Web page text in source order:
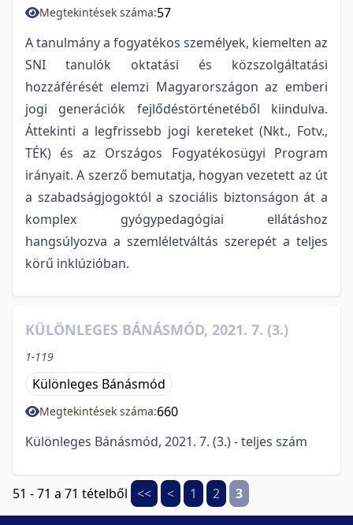
Megtekintések száma:57
A tanulmány a fogyatékos személyek, kiemelten az
SNI tanulók oktatási és közszolgáltatási
hozzáférését elemzi Magyarországon az emberi
jogi generációk fejlődéstörténetéből kiindulva.
Áttekinti a legfrissebb jogi kereteket (Nkt., Fotv.,
TÉK) és az Országos Fogyatékosügyi Program
irányait. A szerző bemutatja, hogyan vezetett az út
a szabadságjogoktól a szociális biztonságon át a
komplex gyógypedagógiai ellátáshoz
hangsúlyozva a szemléletváltás szerepét a teljes
körű inklúzióban.
KÜLÖNLEGES BÁNÁSMÓD, 2021. 7. (3.)
1-119
Különleges Bánásmód
Megtekintések száma:660
Különleges Bánásmód, 2021. 7. (3.) - teljes szám
51 - 71 a 71 tételből << < 1 2 3